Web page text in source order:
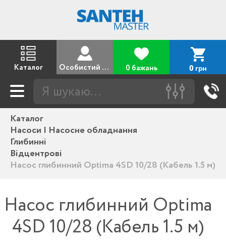
Каталог Особистий кабінет 0 бажань 0 грн
Каталог
Насоси | Насосне обладнання
Глибинні
Відцентрові
Насос глибинний Optima 4SD 10/28 (Кабель 1.5 м)
Насос глибинний Optima
4SD 10/28 (Кабель 1.5 м)